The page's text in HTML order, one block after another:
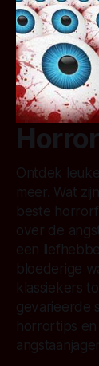
Ontdek
meer. Wat
beste
over de
een
bloederige
klassiekers
gevarieerde
horrortips